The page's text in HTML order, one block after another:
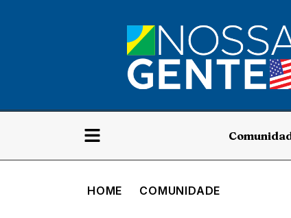
HOME COMUNIDADE